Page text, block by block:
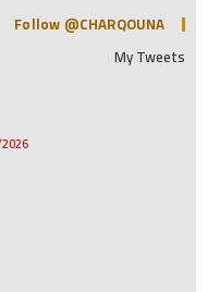
Follow @CHARQOUNA
My Tweets
19/07/